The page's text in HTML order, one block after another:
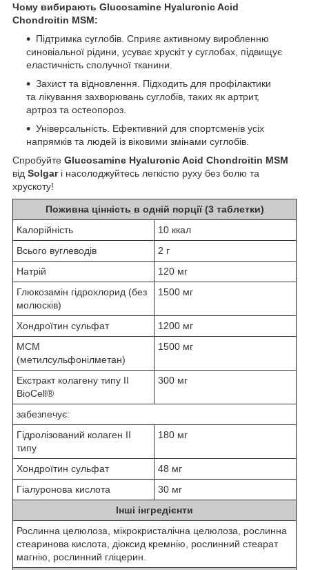
Чому вибирають Glucosamine Hyaluronic Acid
Chondroitin MSM:
Підтримка суглобів. Сприяє активному виробленню
синовіальної рідини, усуває хрускіт у суглобах, підвищує
еластичність сполучної тканини.
Захист та відновлення. Підходить для профілактики
та лікування захворювань суглобів, таких як артрит,
артроз та остеопороз.
Універсальність. Ефективний для спортсменів усіх
напрямків та людей із віковими змінами суглобів.
Спробуйте Glucosamine Hyaluronic Acid Chondroitin MSM
від Solgarі насолоджуйтесь легкістю руху без болю та
хрускоту!
Поживна цінність в одній порції (3 таблетки)
Калорійність
10 ккал
Всього вуглеводів
2 г
Натрій
120 мг
Глюкозамін гідрохлорид (без
молюсків)
1500 мг
Хондроїтин сульфат
1200 мг
МСМ
(метилсульфонілметан)
1500 мг
Екстракт колагену типу II
BioCell®
300 мг
забезпечує:
Гідролізований колаген II
типу
180 мг
Хондроїтин сульфат
48 мг
Гіалуронова кислота
30 мг
Інші інгредієнти
Рослинна целюлоза, мікрокристалічна целюлоза, рослинна
стеаринова кислота, діоксид кремнію, рослинний стеарат
магнію, рослинний гліцерин.